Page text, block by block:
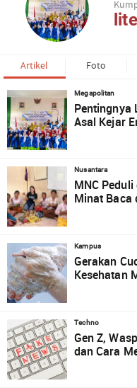
Artikel Foto
Megapolitan
Pentingnya
Asal Kejar
Nusantara
MNC
Minat Baca
Kampus
Gerakan
Kesehatan
Techno
Gen Z,
dan Cara